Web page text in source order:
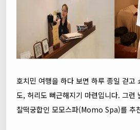
호치민 여행을 하다 보면 하루 종일 걷고
도, 허리도 뻐근해지기 마련입니다. 그런
찰떡궁합인 모모스파(Momo Spa)를 추